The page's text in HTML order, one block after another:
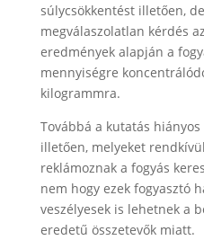
súlycsökkentést illetően,
megválaszolatlan kérdés
eredmények alapján a
mennyiségre
kilogrammra.
Továbbá a kutatás
illetően, melyeket
reklámoznak a fogyás
nem hogy ezek fogyasztó
veszélyesek is lehetnek a
eredetű összetevők miatt.